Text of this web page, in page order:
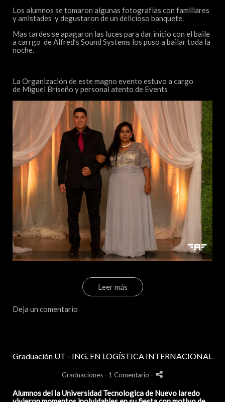
Los alumnos se tomaron algunas fotografías con familiares
y amistades y degustaron de un delicioso banquete.
Mas tardes se apagaron las luces para dar inicio con el baile
a carrgo de Alfred’s Sound Systems los puso a bailar toda la
noche.
La Organización de este magno evento estuvo a cargo
de Miguel Briseño y personal atento de Events
Leer más
Deja un comentario
Graduación UT - ING. EN LOGÍSTICA INTERNACIONAL
Graduaciones - 1 Comentario -
Alumnos del la Universidad Tecnologica de Nuevo laredo